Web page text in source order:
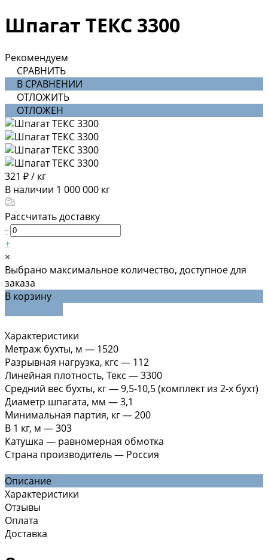
Шпагат ТЕКС 3300
Рекомендуем
СРАВНИТЬ
В СРАВНЕНИИ
ОТЛОЖИТЬ
ОТЛОЖЕН
321 ₽/ кг
В наличии 1 000 000 кг
Рассчитать доставку
-
+
×
Выбрано максимальное количество, доступное для
заказа
В корзину
Характеристики
Метраж бухты, м — 1520
Разрывная нагрузка, кгс — 112
Линейная плотность, Текс —3300
Средний вес бухты, кг—9,5-10,5 (комплект из 2-х бухт)
Диаметр шпагата, мм —3,1
Минимальная партия, кг—200
В 1 кг, м —303
Катушка — равномерная обмотка
Страна производитель— Россия
Описание
Характеристики
Отзывы
Оплата
Доставка